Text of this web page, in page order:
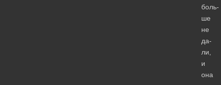
боль­
ше
не
да­
ли,
и
она